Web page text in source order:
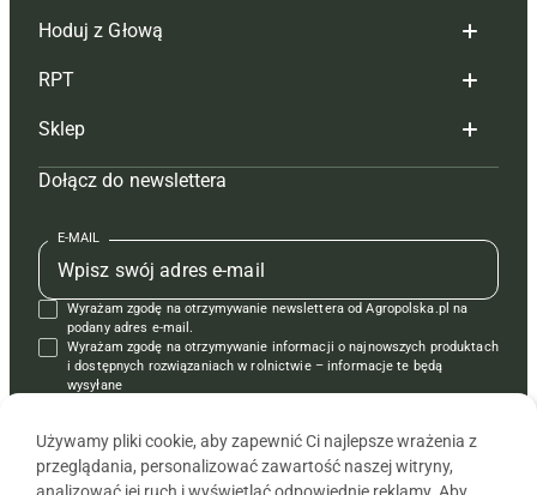
Redakcja
Reklama
Tagi
Mapa serwisu
Kontakt
Regulamin
Polityka prywatności
Hoduj z Głową
Hoduj z głową bydło
Hoduj z głową świnie
Prenumerata
Redakcja
Kontakt
Reklama
RPT
Redakcja
Prenumerata
Reklama
Kontakt
Krzyżówki
Sklep
Czasopisma i prenumerata
Książki
Regulamin
Dołącz do newslettera
E-MAIL
Wyrażam zgodę na otrzymywanie newslettera od Agropolska.pl na
podany adres e-mail.
Wyrażam zgodę na otrzymywanie informacji o najnowszych produktach
i dostępnych rozwiązaniach w rolnictwie – informacje te będą
wysyłane
Używamy pliki cookie, aby zapewnić Ci najlepsze wrażenia z
przeglądania, personalizować zawartość naszej witryny,